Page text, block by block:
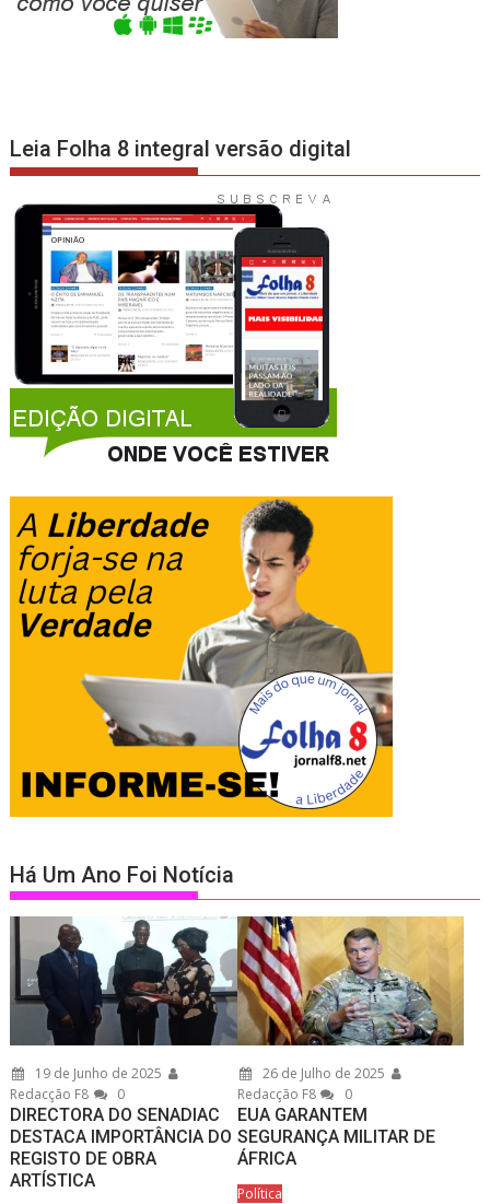
Leia Folha 8 integral versão digital
Há Um Ano Foi Notícia
19 de Junho de 2025
Redacção F8
0
DIRECTORA DO SENADIAC
DESTACA IMPORTÂNCIA DO
REGISTO DE OBRA
ARTÍSTICA
26 de Julho de 2025
Redacção F8
0
EUA GARANTEM
SEGURANÇA MILITAR DE
ÁFRICA
Política